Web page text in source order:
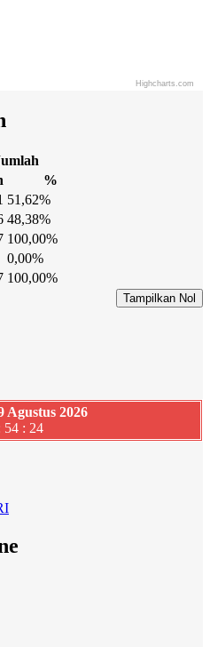
Highcharts.com
%
51,62%
48,38%
100,00%
0,00%
100,00%
Tampilkan Nol
Agustus 2026
54 : 24